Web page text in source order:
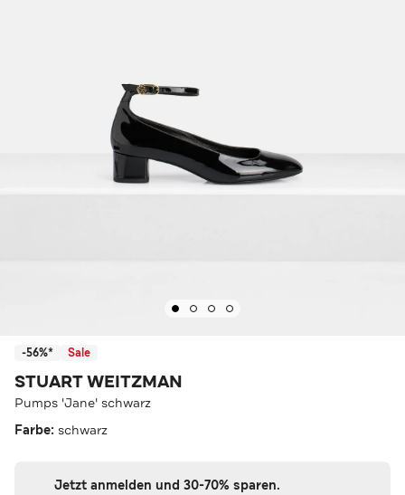
-56%* Sale
STUART WEITZMAN
Pumps 'Jane' schwarz
Farbe: schwarz
Jetzt anmelden und 30-70% sparen.